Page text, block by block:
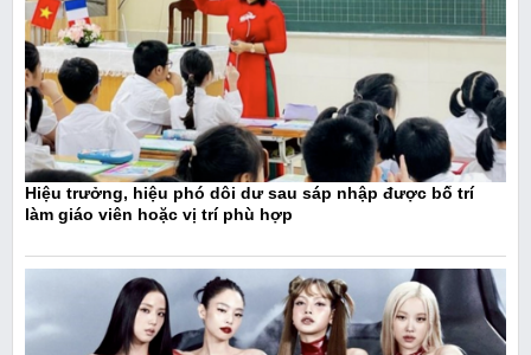
Hiệu trưởng, hiệu phó dôi dư sau sáp nhập được bố trí
làm giáo viên hoặc vị trí phù hợp